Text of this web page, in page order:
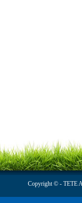
Copyright © -TETE